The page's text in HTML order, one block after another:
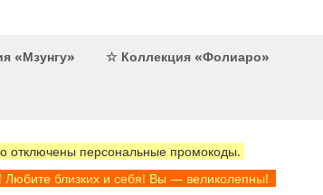
«Мзунгу» ☆ Коллекция «Фолиаро»
персональные промокоды.
Любите близких и себя! Вы — великолепны!